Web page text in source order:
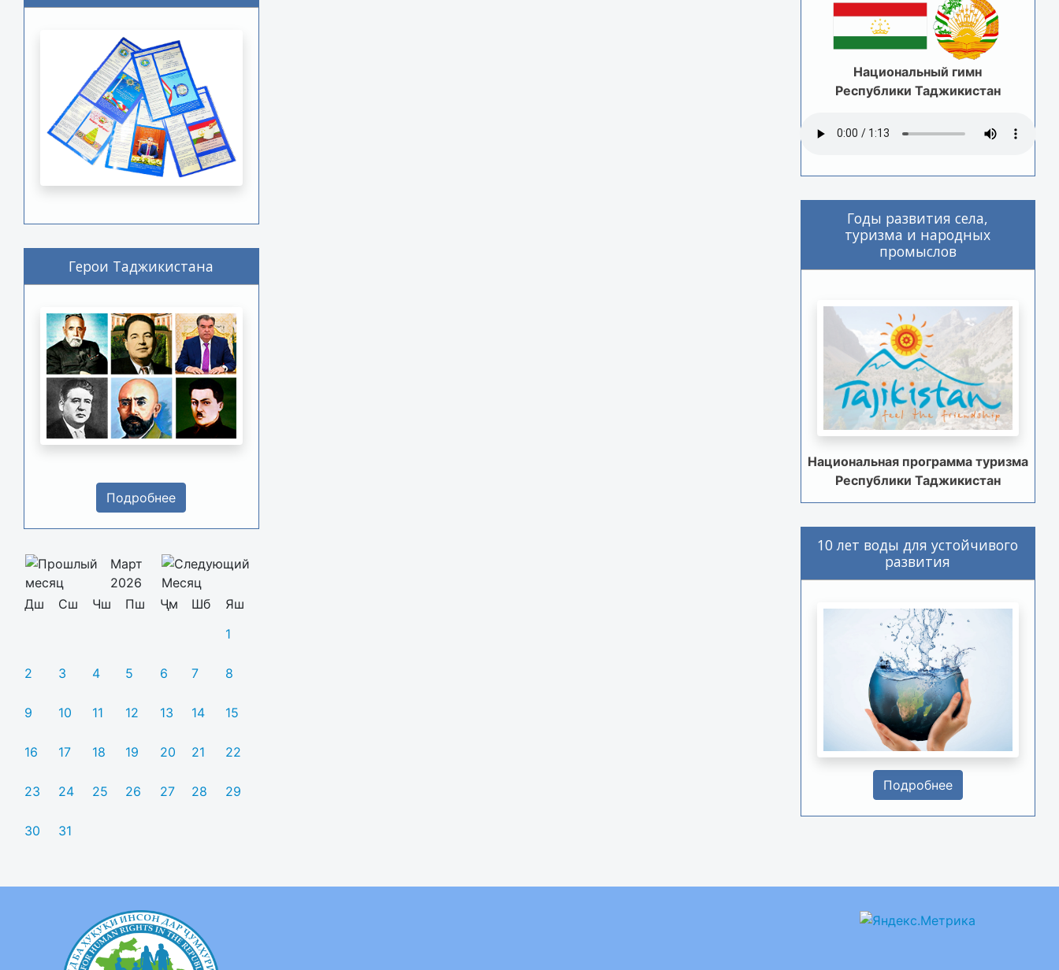
Герои Таджикистана
Подробнее
Март
2026
Дш
Сш Чш Пш Ҷм Шб
Яш
1
2 3 4 5 6 7 8
9 10 11 12 13 14 15
16 17 18 19 20 21 22
23 24 25 26 27 28 29
30 31
Национальный гимн
Республики Таджикистан
Годы развития села,
туризма и народных
промыслов
Национальная программа туризма
Республики Таджикистан
10 лет воды для устойчивого
развития
Подробнее